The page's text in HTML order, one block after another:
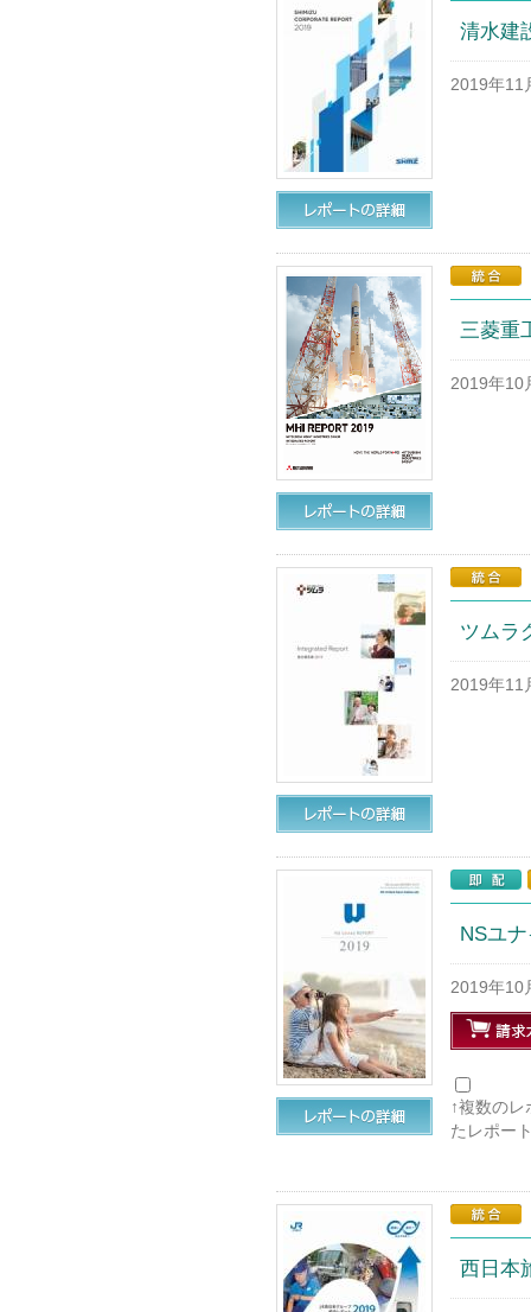
清水建
2019年11
三菱重
2019年10
ツムラ
2019年11
NSユ
2019年10
↑複数の
たレポー
西日本